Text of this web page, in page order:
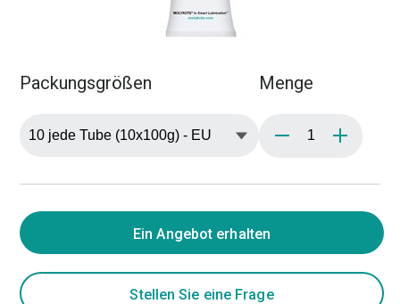
Packungsgrößen Menge
Ein Angebot erhalten
Stellen Sie eine Frage